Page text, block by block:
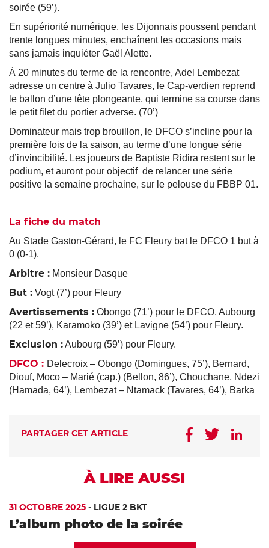
soirée (59’).
En supériorité numérique, les Dijonnais poussent pendant
trente longues minutes, enchaînent les occasions mais
sans jamais inquiéter Gaël Alette.
À 20 minutes du terme de la rencontre, Adel Lembezat
adresse un centre à Julio Tavares, le Cap-verdien reprend
le ballon d’une tête plongeante, qui termine sa course dans
le petit filet du portier adverse. (70’)
Dominateur mais trop brouillon, le DFCO s’incline pour la
première fois de la saison, au terme d’une longue série
d’invincibilité. Les joueurs de Baptiste Ridira restent sur le
podium, et auront pour objectif de relancer une série
positive la semaine prochaine, sur le pelouse du FBBP 01.
La fiche du match
Au Stade Gaston-Gérard, le FC Fleury bat le DFCO 1 but à
0 (0-1).
Arbitre : Monsieur Dasque
But : Vogt (7’) pour Fleury
Avertissements : Obongo (71’) pour le DFCO, Aubourg
(22 et 59’), Karamoko (39’) et Lavigne (54’) pour Fleury.
Exclusion :Aubourg (59’) pour Fleury.
DFCO : Delecroix – Obongo (Domingues, 75’), Bernard,
Diouf, Moco – Marié (cap.) (Bellon, 86’), Chouchane, Ndezi
(Hamada, 64’), Lembezat – Ntamack (Tavares, 64’), Barka
PARTAGER CET ARTICLE
À LIRE AUSSI
31 OCTOBRE 2025 - LIGUE 2 BKT
L’album photo de la soirée